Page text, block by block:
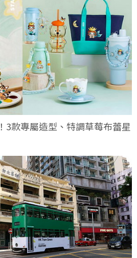
3款專屬造型、特調草莓布蕾星